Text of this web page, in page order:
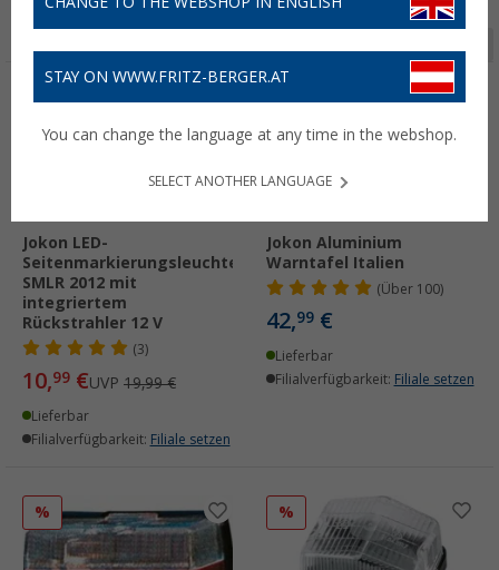
%
Jokon LED-
Seitenmarkierungsleuchte
SMLR 2012 mit
integriertem
Rückstrahler 12 V
(3)
10,99 €UVP 19,99 €
Lieferbar
Filialverfügbarkeit: Filiale setzen
Jokon Aluminium
Warntafel Italien
(Über100)
42,99 €
Lieferbar
Filialverfügbarkeit: Filiale setzen
% %
STAY ON WWW.FRITZ-BERGER.AT
You can change the language at any time in the webshop.
SELECT ANOTHER LANGUAGE